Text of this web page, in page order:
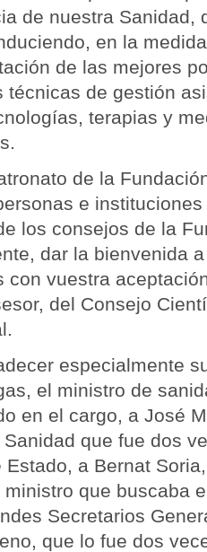
de nuestra Sanidad,
en la
de las mejores
técnicas de gestión
terapias y
de la
e
los consejos de la
dar la bienvenida
con vuestra
del Consejo
especialmente
el ministro de
en el cargo, a José
que fue dos
Estado, a Bernat
ministro que buscaba
Secretarios
que lo fue dos